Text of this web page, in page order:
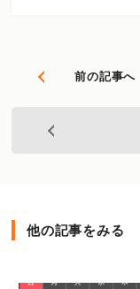
前の記事へ
他の記事をみる